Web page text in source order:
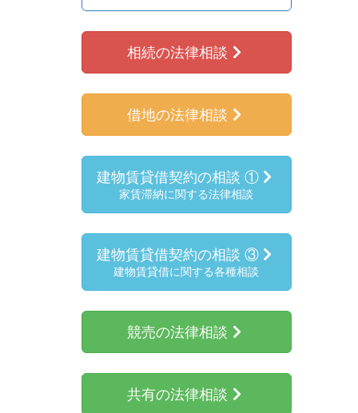
相続の法律相談
借地の法律相談
建物賃貸借契約の相談 ①
家賃滞納に関する法律相談
建物賃貸借契約の相談 ③
建物賃貸借に関する各種相談
競売の法律相談
共有の法律相談